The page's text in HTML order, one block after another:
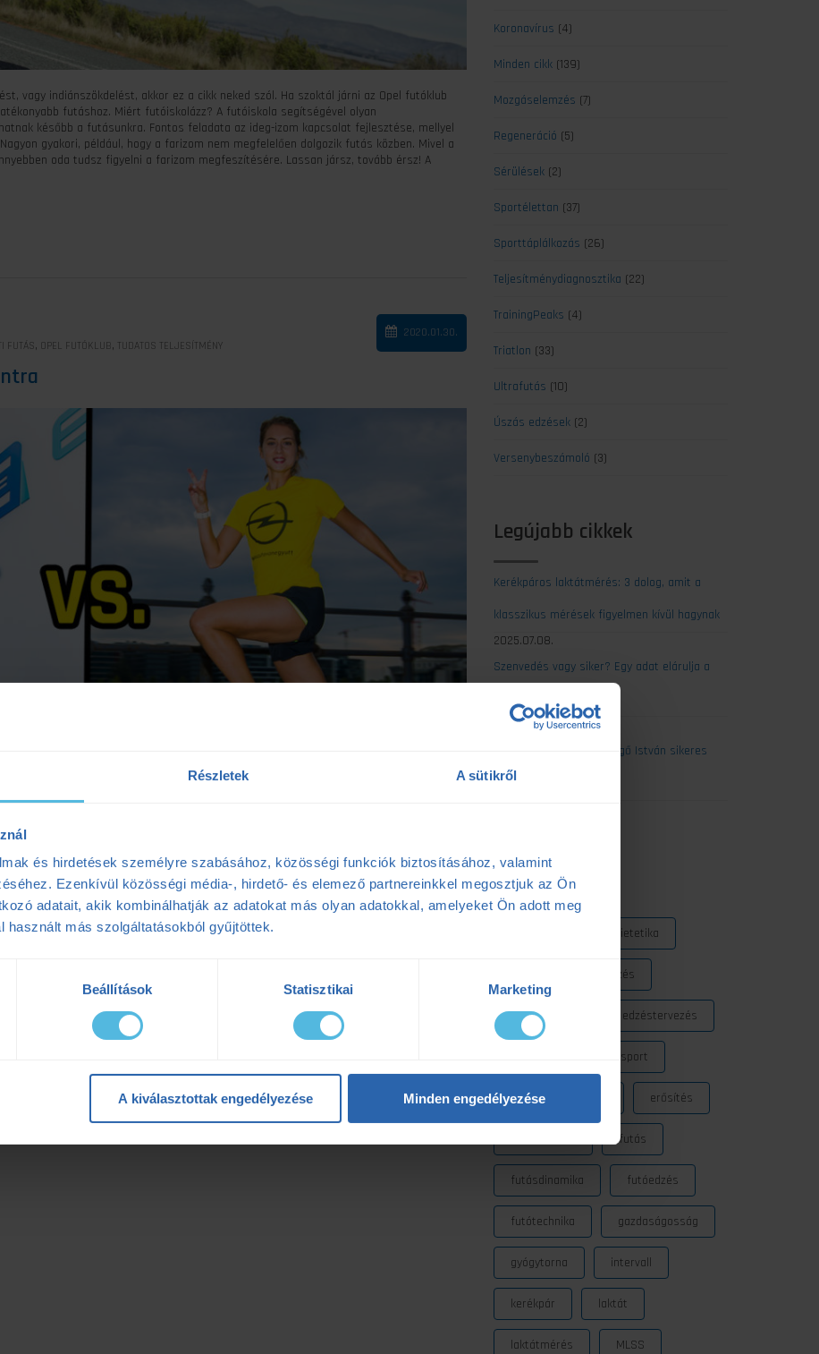
Részletek A sütikről
és hirdetések személyre szabásához, közösségi funkciók biztosításához, valamint
Ezenkívül közösségi média-, hirdető- és elemező partnereinkkel megosztjuk az Ön
adatait, akik kombinálhatják az adatokat más olyan adatokkal, amelyeket Ön adott meg
használt más szolgáltatásokból gyűjtöttek.
Beállítások Statisztikai Marketing
A kiválasztottak engedélyezése Minden engedélyezése
vagy indiánszökdelést, akkor ez a cikk neked szól. Ha szoktál járni az Opel futóklub
futáshoz. Miért futóiskolázz? A futóiskola segítségével olyan
később a futásunkra. Fontos feladata az ideg-izom kapcsolat fejlesztése, mellyel
gyakori, például, hogy a farizom nem megfelelően dolgozik futás közben. Mivel a
oda tudsz figyelni a farizom megfeszítésére. Lassan jársz, tovább érsz! A
FUTÁS, OPEL FUTÓKLUB , TUDATOS TELJESÍTMÉNY
2020.01.30.
csoportra válnak szét: vannak akik töretlenül folytatják az eddigi edzéseiket,
nem adják fel a sportot, de bemennek a meleget és fényt adó edzőtermekbe, míg a
kihagyást iktatnak be a tavaszi meleg és világos beköszöntéig. Én az első csoportba
az utakon) nem megyek be terembe, de ha választani kell a nemfutás és a benti
A kihagyással ugyanis már 1-1,5 hónap
Koronavírus (4)
Minden cikk(139)
Mozgáselemzés (7)
Regeneráció (5)
Sérülések(2)
Sportélettan (37)
Sporttáplálkozás (26)
Teljesítménydiagnosztika (22)
TrainingPeaks (4)
Triatlon (33)
Ultrafutás (10)
Úszás edzések(2)
Versenybeszámoló (3)
Legújabb cikkek
Kerékpáros laktátmérés: 3 dolog, amit a
klasszikus mérések figyelmen kívül hagynak
2025.07.08.
Szenvedés vagy siker? Egy adat elárulja a
2025.07.07.
Ultrabalaton 2025: Csengő István sikeres
egyéni teljesítése
Címkék
dietetika
edzés
edzéselmélet edzéstervezés
ensport
ENSPORT Prémium erősítés
futás
futásdinamika futóedzés
futótechnika gazdaságosság
gyógytorna intervall
kerékpár laktát
laktátmérés MLSS